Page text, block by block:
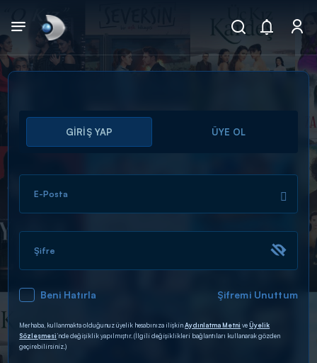
Arama
ARAMA SONUÇLARI
DİĞER SONUÇLAR
GİRİŞ YAP ÜYE OL
E-Posta
Şifre
Beni Hatırla Şifremi Unuttum
Merhaba, kullanmakta olduğunuz üyelik hesabınıza ilişkinAydınlatma Metni veÜyelik
Sözleşmesi’nde değişiklik yapılmıştır. (İlgili değişiklikleri bağlantıları kullanarak gözden
geçirebilirsiniz.)